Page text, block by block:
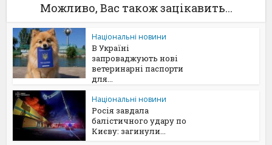
Можливо, Вас також зацікавить...
Національні новини
В Україні
запроваджують нові
ветеринарні паспорти
для...
Національні новини
Росія завдала
балістичного удару по
Києву: загинули...